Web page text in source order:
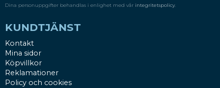
Dina personuppgifter behandlas i enlighet med vår integritetspolicy.
KUNDTJÄNST
Kontakt
Mina sidor
Köpvillkor
Reklamationer
Policy och cookies